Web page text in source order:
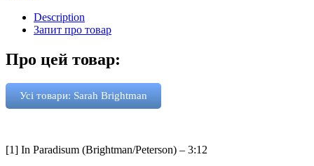
Description
Запит про товар
Про цей товар:
Усі товари: Sarah Brightman
[1] In Paradisum (Brightman/Peterson) – 3:12